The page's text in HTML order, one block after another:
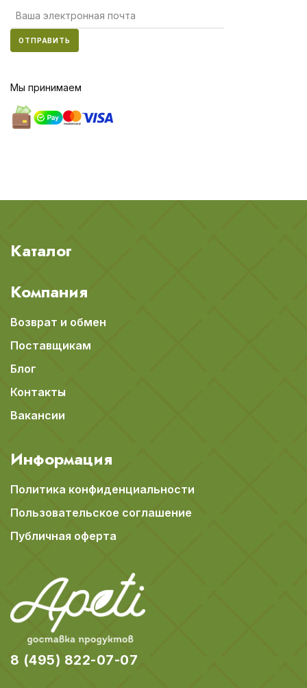
ОТПРАВИТЬ
Мы принимаем
Каталог
Компания
Возврат и обмен
Поставщикам
Блог
Контакты
Вакансии
Информация
Политика конфиденциальности
Пользовательское соглашение
Публичная оферта
8 (495) 822-07-07